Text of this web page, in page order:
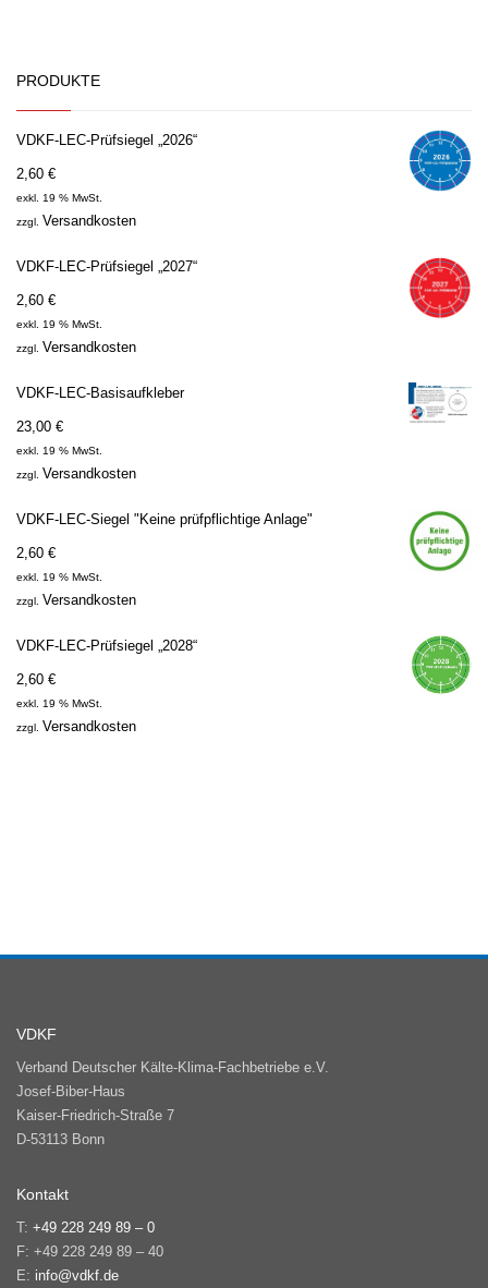
PRODUKTE
VDKF-LEC-Prüfsiegel „2026“
2,60 €
exkl. 19 % MwSt.
zzgl. Versandkosten
VDKF-LEC-Prüfsiegel „2027“
2,60 €
exkl. 19 % MwSt.
zzgl. Versandkosten
VDKF-LEC-Basisaufkleber
23,00 €
exkl. 19 % MwSt.
zzgl. Versandkosten
VDKF-LEC-Siegel "Keine prüfpflichtige Anlage"
2,60 €
exkl. 19 % MwSt.
zzgl. Versandkosten
VDKF-LEC-Prüfsiegel „2028“
2,60 €
exkl. 19 % MwSt.
zzgl. Versandkosten
VDKF
Verband Deutscher Kälte-Klima-Fachbetriebe e.V.
Josef-Biber-Haus
Kaiser-Friedrich-Straße 7
D-53113 Bonn
Kontakt
T: +49 228 249 89 – 0
F: +49 228 249 89 – 40
E: info@vdkf.de